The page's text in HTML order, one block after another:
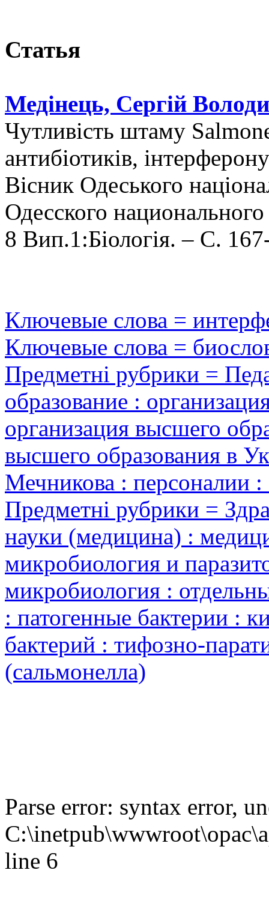
Статья
Медінець, Сергій
Чутливість штаму
антибіотиків,
Вісник Одеського
Одесского
8 Вип.1:Біологія. – С.
Ключевые слова =
Ключевые слова =
Предметні рубрики =
образование :
организация высшего
высшего образования в
Мечникова : персоналии
Предметні рубрики =
науки (медицина) :
микробиология и
микробиология :
: патогенные бактерии :
бактерий : тифозно-
(сальмонелла)
Parse error: syntax error,
line 6